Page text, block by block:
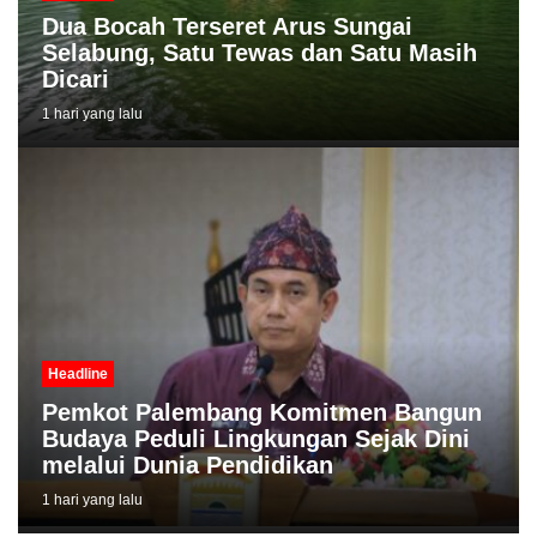
Dua Bocah Terseret Arus Sungai
Selabung, Satu Tewas dan Satu Masih
Dicari
1 hari yang lalu
Headline
Pemkot Palembang Komitmen Bangun
Budaya Peduli Lingkungan Sejak Dini
melalui Dunia Pendidikan
1 hari yang lalu